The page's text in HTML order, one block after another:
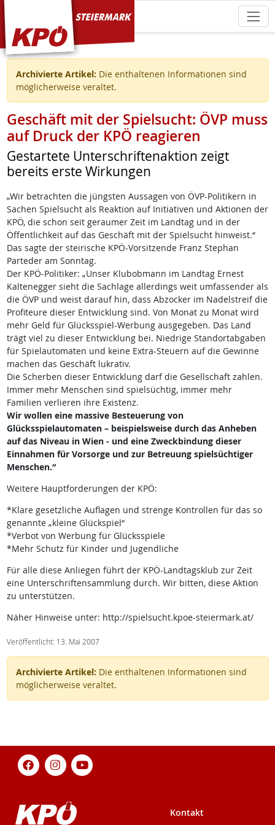
KPÖ Steiermark
Archivierte Artikel: Die enthaltenen Informationen sind
möglicherweise veraltet.
Geschäft mit der Spielsucht: ÖVP muss
auf Druck der KPÖ reagieren
Gestartete Unterschriftenaktion zeigt
bereits erste Wirkungen
„Wir betrachten die jüngsten Aussagen von ÖVP-Politikern in
Sachen Spielsucht als Reaktion auf Initiativen und Aktionen der
KPÖ, die schon seit geraumer Zeit im Landtag und in der
Öffentlichkeit auf das Geschäft mit der Spielsucht hinweist.“
Das sagte der steirische KPÖ-Vorsitzende Franz Stephan
Parteder am Sonntag.
Der KPÖ-Politiker: „Unser Klubobmann im Landtag Ernest
Kaltenegger sieht die Sachlage allerdings weit umfassender als
die ÖVP und weist darauf hin, dass Abzocker im Nadelstreif die
Profiteure dieser Entwicklung sind. Von Monat zu Monat wird
mehr Geld für Glücksspiel-Werbung ausgegeben. Das Land
trägt viel zu dieser Entwicklung bei. Niedrige Standortabgaben
für Spielautomaten und keine Extra-Steuern auf die Gewinne
machen das Geschäft lukrativ.
Die Scherben dieser Entwicklung darf die Gesellschaft zahlen.
Immer mehr Menschen sind spielsüchtig, immer mehr
Familien verlieren ihre Existenz.
Wir wollen eine massive Besteuerung von
Glücksspielautomaten – beispielsweise durch das Anheben
auf das Niveau in Wien - und eine Zweckbindung dieser
Einnahmen für Vorsorge und zur Betreuung spielsüchtiger
Menschen.“
Weitere Hauptforderungen der KPÖ:
*Klare gesetzliche Auflagen und strenge Kontrollen für das so
genannte „kleine Glückspiel“
*Verbot von Werbung für Glücksspiele
*Mehr Schutz für Kinder und Jugendliche
Für alle diese Anliegen führt der KPÖ-Landtagsklub zur Zeit
eine Unterschriftensammlung durch. Wir bitten, diese Aktion
zu unterstützen.
Näher Hinweise unter: http://spielsucht.kpoe-steiermark.at/
Veröffentlicht: 13. Mai 2007
Archivierte Artikel: Die enthaltenen Informationen sind
möglicherweise veraltet.
Kontakt